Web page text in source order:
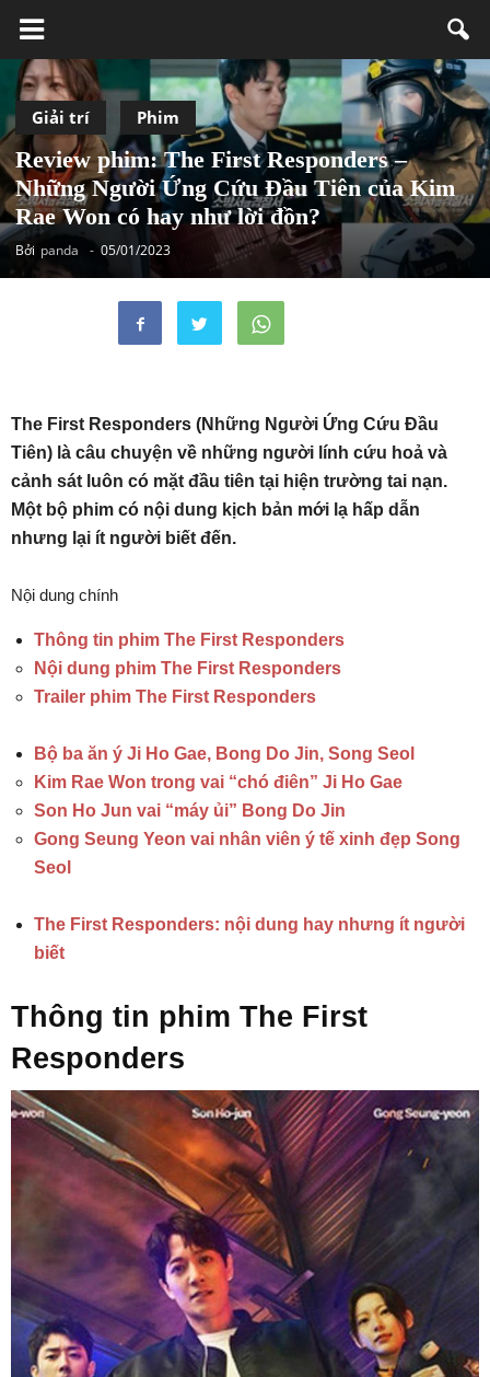
Giải trí Phim
Review phim: The First Responders –
Những Người Ứng Cứu Đầu Tiên của Kim
Rae Won có hay như lời đồn?
Bởi panda - 05/01/2023
The First Responders (Những Người Ứng Cứu Đầu
Tiên) là câu chuyện về những người lính cứu hoả và
cảnh sát luôn có mặt đầu tiên tại hiện trường tai nạn.
Một bộ phim có nội dung kịch bản mới lạ hấp dẫn
nhưng lại ít người biết đến.
Nội dung chính
Thông tin phim The First Responders
Nội dung phim The First Responders
Trailer phim The First Responders
Bộ ba ăn ý Ji Ho Gae, Bong Do Jin, Song Seol
Kim Rae Won trong vai “chó điên” Ji Ho Gae
Son Ho Jun vai “máy ủi” Bong Do Jin
Gong Seung Yeon vai nhân viên ý tế xinh đẹp Song
Seol
The First Responders: nội dung hay nhưng ít người
biết
Thông tin phim The First
Responders